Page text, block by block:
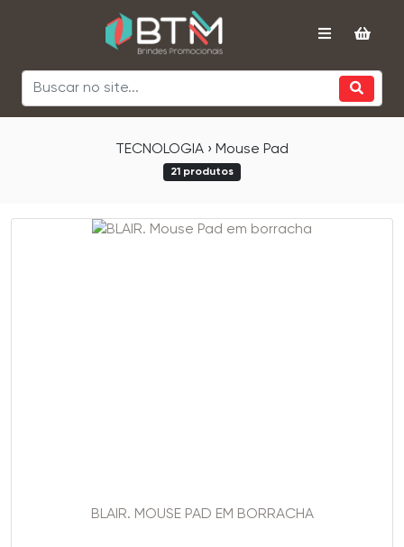
TECNOLOGIA › Mouse Pad
21 produtos
BLAIR. MOUSE PAD EM BORRACHA